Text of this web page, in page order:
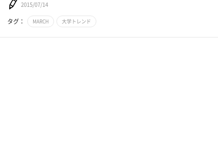
2015/07/14
タグ： MARCH 大学トレンド